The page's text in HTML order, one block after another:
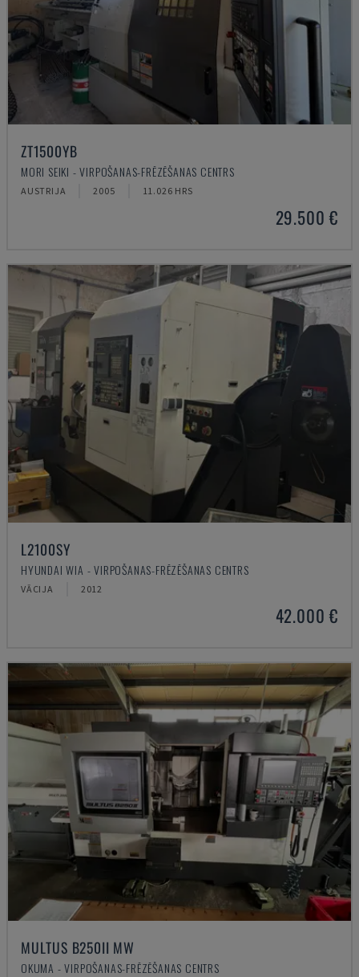
ZT1500YB
MORI SEIKI - VIRPOŠANAS-FRĒZĒŠANAS CENTRS
AUSTRIJA 2005 11.026 HRS
29.500 €
L2100SY
HYUNDAI WIA - VIRPOŠANAS-FRĒZĒŠANAS CENTRS
VĀCIJA 2012
42.000 €
MULTUS B250II MW
OKUMA - VIRPOŠANAS-FRĒZĒŠANAS CENTRS